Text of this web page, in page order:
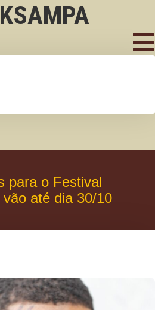
para o Festival
até dia 30/10